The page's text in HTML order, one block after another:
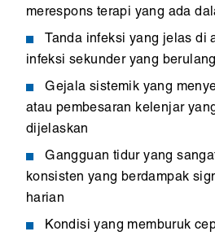
merespons terapi yang ada
Tanda infeksi yang jelas di
infeksi sekunder yang berulang
Gejala sistemik yang
atau pembesaran kelenjar
dijelaskan
Gangguan tidur yang
konsisten yang berdampak
harian
Kondisi yang memburuk